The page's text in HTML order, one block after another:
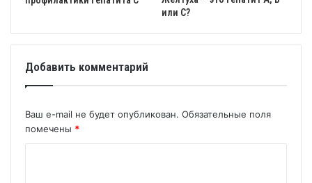
или С?
Добавить комментарий
Ваш e-mail не будет опубликован. Обязательные поля
помечены *